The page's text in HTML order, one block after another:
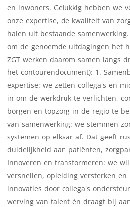
en inwoners. Gelukkig hebben we
onze expertise, de kwaliteit van
halen uit bestaande
om de genoemde uitdagingen het
ZGT werken daarom samen langs
het contourendocument): 1.
expertise: we zetten collega's en
in om de werkdruk te verlichten,
borgen en topzorg in de regio te
van samenwerking: we stemmen
systemen op elkaar af. Dat geeft
duidelijkheid aan patiënten,
Innoveren en transformeren: we
versnellen, opleiding versterken en
innovaties door collega's
werving van talent én draagt bij